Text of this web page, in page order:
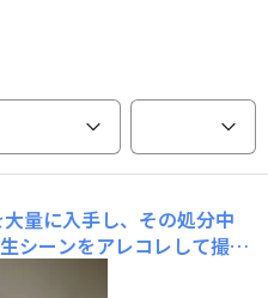
量に入手し、その処分中
シーンをアレコレして撮っ